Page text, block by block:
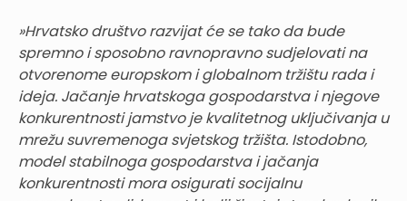
»Hrvatsko društvo razvijat će se tako da bude
spremno i sposobno ravnopravno sudjelovati na
otvorenome europskom i globalnom tržištu rada i
ideja. Jačanje hrvatskoga gospodarstva i njegove
konkurentnosti jamstvo je kvalitetnog uključivanja u
mrežu suvremenoga svjetskog tržišta. Istodobno,
model stabilnoga gospodarstva i jačanja
konkurentnosti mora osigurati socijalnu